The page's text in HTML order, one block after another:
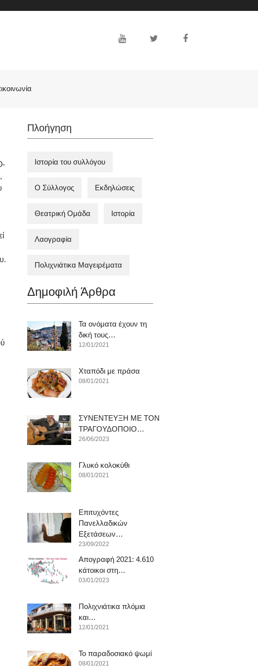
Πλοήγηση
Ιστορία του συλλόγου
Ο Σύλλογος Εκδηλώσεις
Θεατρική Ομάδα Ιστορία
Λαογραφία
Πολιχνιάτικα Mαγειρέματα
Δημοφιλή Άρθρα
Τα ονόματα έχουν τη
δική τους…
12/01/2021
Χταπόδι με πράσα
08/01/2021
ΣΥΝΕΝΤΕΥΞΗ ΜΕ ΤΟΝ
ΤΡΑΓΟΥΔΟΠΟΙΟ…
26/06/2023
Γλυκό κολοκύθι
08/01/2021
Επιτυχόντες
Πανελλαδικών
Εξετάσεων…
23/09/2022
Απογραφή 2021: 4.610
κάτοικοι στη…
03/01/2023
Πολιχνιάτικα πλόμια
και…
12/01/2021
To παραδοσιακό ψωμί
08/01/2021